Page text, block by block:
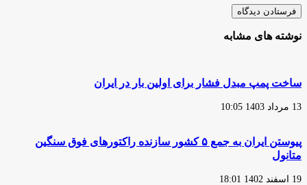
نوشته های مشابه
ساخت پمپ مبدل فشار برای اولین بار در ایران
13 مرداد 1403 10:05
پیوستن ایران به جمع ۵ کشور سازنده راکتور‌های فوق سنگین
متانول
19 اسفند 1402 18:01